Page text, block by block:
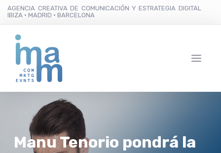
AGENCIA CREATIVA DE COMUNICACIÓN Y ESTRATEGIA DIGITAL
IBIZA · MADRID · BARCELONA
Manu Tenorio pondrá la